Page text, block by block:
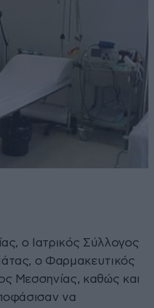
ο Ιατρικός Σύλλογος
ο Φαρμακευτικός
Μεσσηνίας, καθώς και
να